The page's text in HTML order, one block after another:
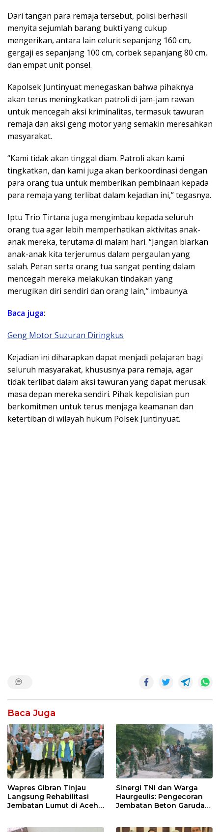
Dari tangan para remaja tersebut, polisi berhasil
menyita sejumlah barang bukti yang cukup
mengerikan, antara lain celurit sepanjang 160 cm,
gergaji es sepanjang 100 cm, corbek sepanjang 80 cm,
dan empat unit ponsel.
Kapolsek Juntinyuat menegaskan bahwa pihaknya
akan terus meningkatkan patroli di jam-jam rawan
untuk mencegah aksi kriminalitas, termasuk tawuran
remaja dan aksi geng motor yang semakin meresahkan
masyarakat.
“Kami tidak akan tinggal diam. Patroli akan kami
tingkatkan, dan kami juga akan berkoordinasi dengan
para orang tua untuk memberikan pembinaan kepada
para remaja yang terlibat dalam kejadian ini,” tegasnya.
Iptu Trio Tirtana juga mengimbau kepada seluruh
orang tua agar lebih memperhatikan aktivitas anak-
anak mereka, terutama di malam hari. “Jangan biarkan
anak-anak kita terjerumus dalam pergaulan yang
salah. Peran serta orang tua sangat penting dalam
mencegah mereka melakukan tindakan yang
merugikan diri sendiri dan orang lain,” imbaunya.
Baca juga:
Geng Motor Suzuran Diringkus
Kejadian ini diharapkan dapat menjadi pelajaran bagi
seluruh masyarakat, khususnya para remaja, agar
tidak terlibat dalam aksi tawuran yang dapat merusak
masa depan mereka sendiri. Pihak kepolisian pun
berkomitmen untuk terus menjaga keamanan dan
ketertiban di wilayah hukum Polsek Juntinyuat.
Baca Juga
Wapres Gibran Tinjau
Langsung Rehabilitasi
Jembatan Lumut di Aceh
Sinergi TNI dan Warga
Haurgeulis: Pengecoran
Jembatan Beton Garuda